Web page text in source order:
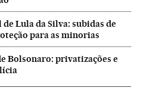
Lula da Silva: subidas de
para as minorias
Bolsonaro: privatizações e